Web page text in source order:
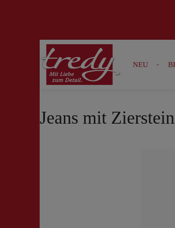
Zur Suche springen Zur Hauptnavigation springen
NEU
Jeans mit